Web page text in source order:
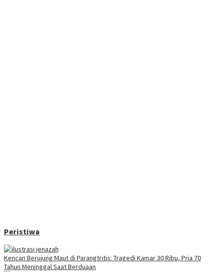
Peristiwa
Kencan Berujung Maut di Parangtritis: Tragedi Kamar 30 Ribu, Pria 70
Tahun Meninggal Saat Berduaan